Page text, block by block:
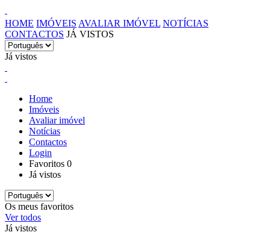
HOME IMÓVEIS AVALIAR IMÓVEL NOTÍCIAS
CONTACTOS JÁ VISTOS
Já vistos
Home
Imóveis
Avaliar imóvel
Notícias
Contactos
Login
Favoritos 0
Já vistos
Os meus favoritos
Ver todos
Já vistos